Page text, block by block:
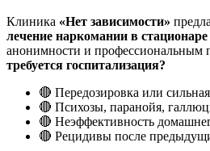
Клиника «Нет зависимости»
лечение наркомании в стационаре
анонимности и профессиональным
требуется госпитализация?
🔴 Передозировка или
🔴 Психозы, паранойя,
🔴 Неэффективность
🔴 Рецидивы после